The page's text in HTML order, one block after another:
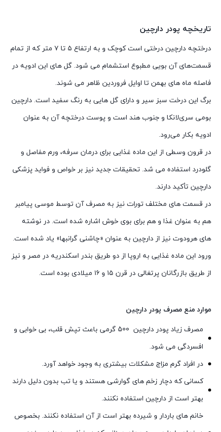
تاریخچه پودر دارچین
درختچه دارچین درختی است کوچک و به ارتفاع ۵ تا ۷ متر که از تمام
قسمت‌های آن بویی مطبوع استشمام می‌ شود. گل های این ادویه در
فاصله ماه‌ های بهمن تا اوایل فروردین ظاهر می‌ شوند.
برگ این درخت سبز سیر و دارای گل هایی به رنگ سفید است. دارچین
بومی سری‌لانکا و جنوب هند است و پوست درختچه آن به عنوان
ادویه بکار می‌رود.
در قرون وسطی از این ماده غذایی برای درمان سرفه، ورم مفاصل و
گلودرد استفاده می‌ شد. تحقیقات جدید نیز بر خواص و فواید پزشکی
دارچین تأکید دارند.
در قسمت‌ های مختلف تورات نیز به مصرف آن توسط موسی پیامبر
هم به عنوان غذا و هم برای بوی خوش اشاره شده‌ است. در نوشته‌
های هرودوت نیز از دارچین به عنوان «چاشنی گرانبها» یاد شده‌ است.
ورود این ماده غذایی به اروپا از دو طریق بندر اسکندریه در مصر و نیز
از طریق بازرگانان پرتغالی در قرن ۱۵ و ۱۶ میلادی بوده‌ است.
موارد منع مصرف پودر دارچین
مصرف زیاد پودر دارچین 500 گرمی باعث تپش قلب، بی خوابی و
افسردگی می شود.
در افراد گرم مزاج مشکلات بیشتری به وجود خواهد آورد.
کسانی که دچار زخم های گوارشی هستند و یا تب بدون دلیل دارند
بهتر است از دارچین استفاده نکنند.
خانم های باردار و شیرده بهتر است از آن استفاده نکنند. بخصوص